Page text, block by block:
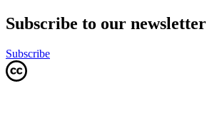
Subscribe to our newsletter
Subscribe